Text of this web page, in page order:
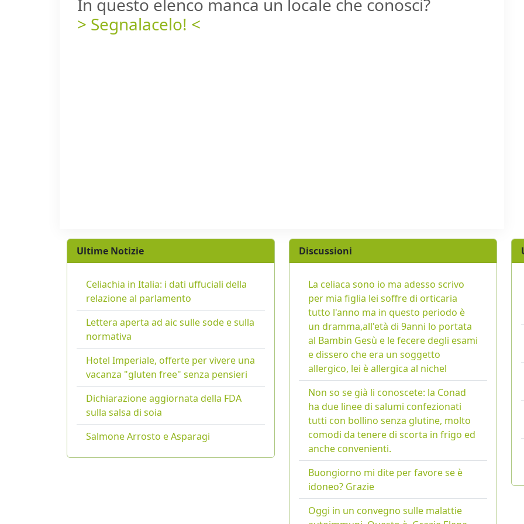
In questo elenco manca un locale che conosci?
> Segnalacelo! <
Ultime Notizie
Celiachia in Italia: i dati uffuciali della
relazione al parlamento
Lettera aperta ad aic sulle sode e sulla
normativa
Hotel Imperiale, offerte per vivere una
vacanza "gluten free" senza pensieri
Dichiarazione aggiornata della FDA
sulla salsa di soia
Salmone Arrosto e Asparagi
Discussioni
La celiaca sono io ma adesso scrivo
per mia figlia lei soffre di orticaria
tutto l'anno ma in questo periodo è
un dramma,all'età di 9anni lo portata
al Bambin Gesù e le fecere degli esami
e dissero che era un soggetto
allergico, lei è allergica al nichel
Non so se già li conoscete: la Conad
ha due linee di salumi confezionati
tutti con bollino senza glutine, molto
comodi da tenere di scorta in frigo ed
anche convenienti.
Buongiorno mi dite per favore se è
idoneo? Grazie
Oggi in un convegno sulle malattie